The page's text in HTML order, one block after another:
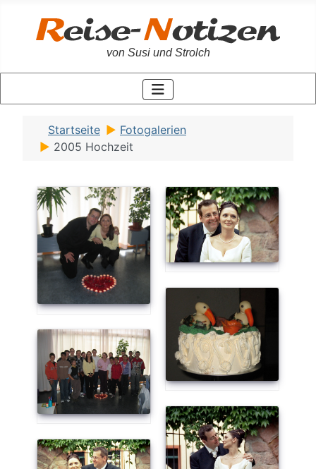
von Susi und Strolch
Startseite
Fotogalerien
2005 Hochzeit